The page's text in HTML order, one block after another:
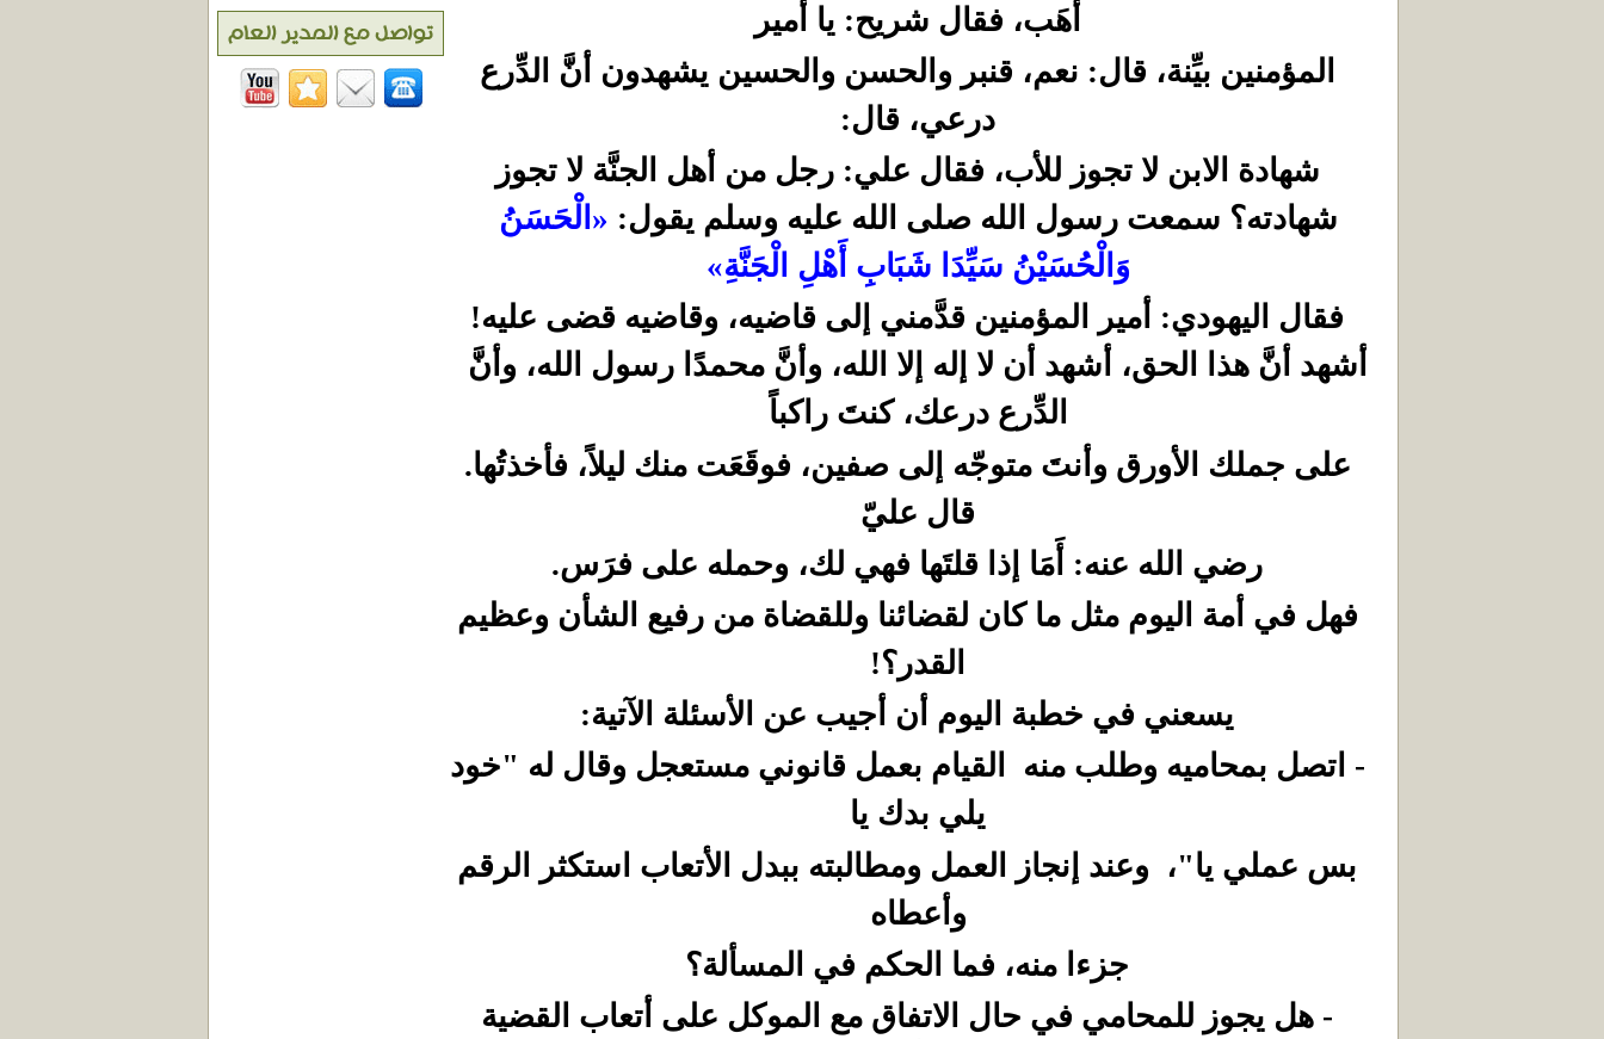
أَهَب، فقال شريح: يا أمير
المؤمنين بيِّنة، قال: نعم، قنبر والحسن والحسين يشهدون أنَّ الدِّرع
درعي، قال:
شهادة الابن لا تجوز للأب، فقال علي: رجل من أهل الجنَّة لا تجوز
شهادته؟ سمعت رسول الله صلى الله عليه وسلم يقول: «الْحَسَنُ
وَالْحُسَيْنُ سَيِّدَا شَبَابِ أَهْلِ الْجَنَّةِ»
فقال اليهودي: أمير المؤمنين قدَّمني إلى قاضيه، وقاضيه قضى عليه!
أشهد أنَّ هذا الحق، أشهد أن لا إله إلا الله، وأنَّ محمدًا رسول الله، وأنَّ
الدِّرع درعك، كنتَ راكباً
على جملك الأورق وأنتَ متوجّه إلى صفين، فوقَعَت منك ليلاً، فأخذتُها.
قال عليّ
رضي الله عنه: أَمَا إذا قلتَها فهي لك، وحمله على فرَس.
فهل في أمة اليوم مثل ما كان لقضائنا وللقضاة من رفيع الشأن وعظيم
القدر؟!
يسعني في خطبة اليوم أن أجيب عن الأسئلة الآتية:
- اتصل بمحاميه وطلب منه
القيام بعمل قانوني مستعجل وقال له "خود
يلي بدك يا
بس عملي يا"، وعند إنجاز العمل ومطالبته ببدل الأتعاب استكثر الرقم
وأعطاه
جزءا منه، فما الحكم في المسألة؟
- هل يجوز للمحامي في حال الاتفاق مع الموكل على أتعاب القضية